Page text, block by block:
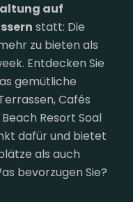
auf
statt: Die
zu bieten als
Entdecken Sie
gemütliche
Cafés
Resort Soal
dafür und bietet
als auch
bevorzugen Sie?